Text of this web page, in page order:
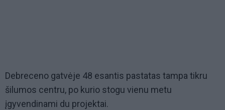
Debreceno gatvėje 48 esantis pastatas tampa tikru
šilumos centru, po kurio stogu vienu metu
įgyvendinami du projektai.